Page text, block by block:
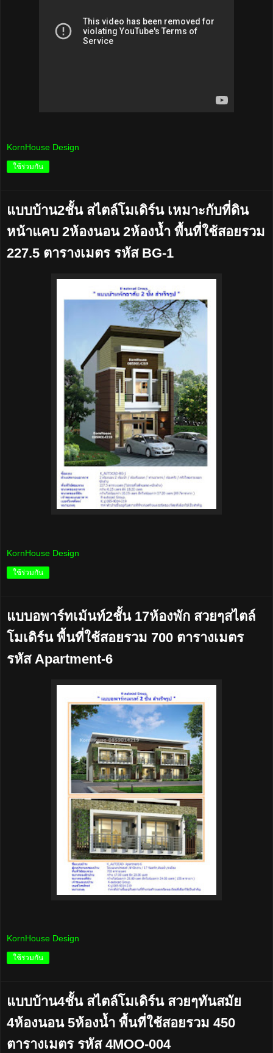
KornHouse Design
ใช้ร่วมกัน
แบบบ้าน2ชั้น สไตล์โมเดิร์น เหมาะกับที่ดิน
หน้าแคบ 2ห้องนอน 2ห้องน้ำ พื้นที่ใช้สอยรวม
227.5 ตารางเมตร รหัส BG-1
KornHouse Design
ใช้ร่วมกัน
แบบอพาร์ทเม้นท์2ชั้น 17ห้องพัก สวยๆสไตล์
โมเดิร์น พื้นที่ใช้สอยรวม 700 ตารางเมตร
รหัส Apartment-6
KornHouse Design
ใช้ร่วมกัน
แบบบ้าน4ชั้น สไตล์โมเดิร์น สวยๆทันสมัย
4ห้องนอน 5ห้องน้ำ พื้นที่ใช้สอยรวม 450
ตารางเมตร รหัส 4MOO-004